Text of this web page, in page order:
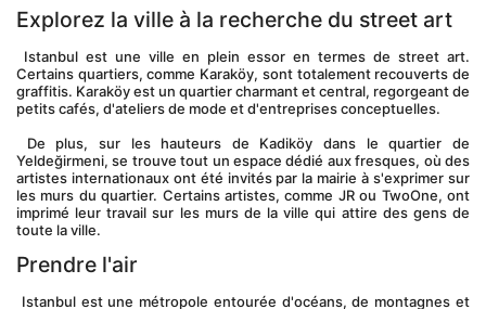
Explorez la ville à la recherche du street art
Certains quartiers, comme Karaköy, sont totalement recouverts de
graffitis. Karaköy est un quartier charmant et central, regorgeant de
petits cafés, d'ateliers de mode et d'entreprises conceptuelles.
Yeldeğirmeni, se trouve tout un espace dédié aux fresques, où des
artistes internationaux ont été invités par la mairie à s'exprimer sur
les murs du quartier. Certains artistes, comme JR ou TwoOne, ont
imprimé leur travail sur les murs de la ville qui attire des gens de
toute la ville.
Prendre l'air